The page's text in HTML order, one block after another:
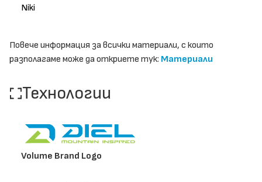
Niki
Повече информация за всички материали, с които
разполагаме може да откриете тук: Материали
Технологии
Volume Brand Logo